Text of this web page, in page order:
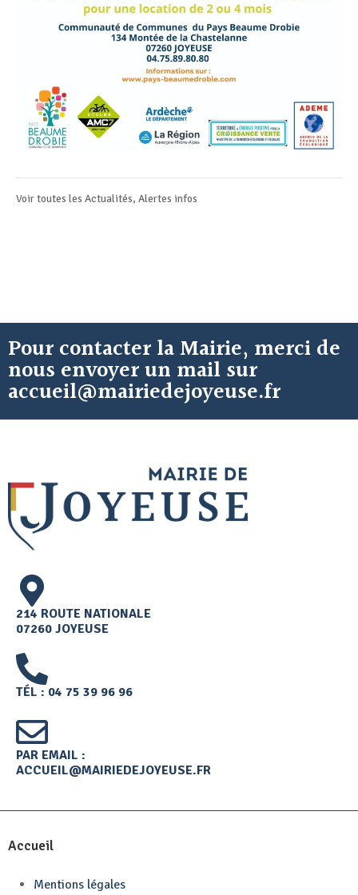
Voir toutes les Actualités, Alertes infos
Pour contacter la Mairie, merci de
nous envoyer un mail sur
accueil@mairiedejoyeuse.fr
214 ROUTE NATIONALE
07260 JOYEUSE
TÉL : 04 75 39 96 96
PAR EMAIL :
ACCUEIL@MAIRIEDEJOYEUSE.FR
Accueil
Mentions légales